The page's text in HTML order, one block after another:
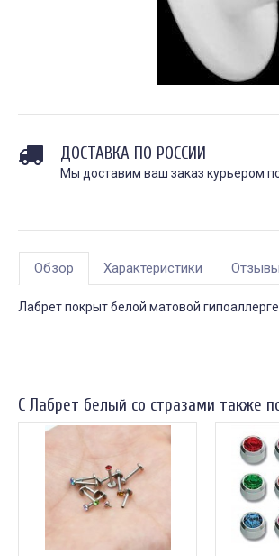
ДОСТАВКА ПО РОССИИ
Мы доставим ваш заказ курьером
Обзор Характеристики Отзывы
Лабрет покрыт белой матовой
С Лабрет белый со стразами также